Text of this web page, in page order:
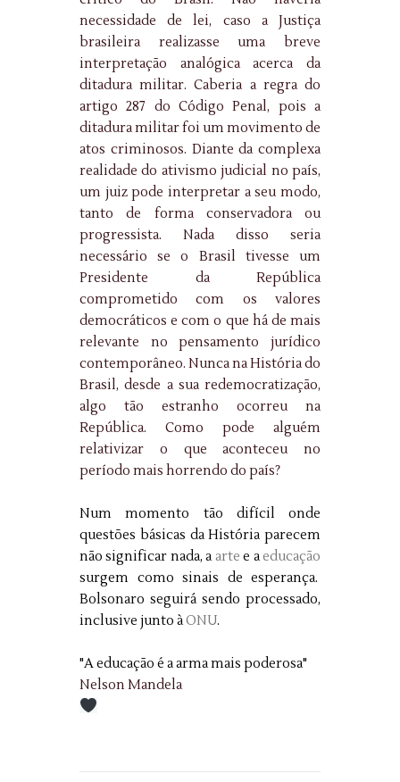
necessidade de lei, caso a Justiça
brasileira realizasse uma breve
interpretação analógica acerca da
ditadura militar. Caberia a regra do
artigo 287 do Código Penal, pois a
ditadura militar foi um movimento de
atos criminosos. Diante da complexa
realidade do ativismo judicial no país,
um juiz pode interpretar a seu modo,
tanto de forma conservadora ou
progressista. Nada disso seria
necessário se o Brasil tivesse um
Presidente da República
comprometido com os valores
democráticos e com o que há de mais
relevante no pensamento jurídico
contemporâneo. Nunca na História do
Brasil, desde a sua redemocratização,
algo tão estranho ocorreu na
República. Como pode alguém
relativizar o que aconteceu no
período mais horrendo do país?
Num momento tão difícil onde
questões básicas da História parecem
não significar nada, a arte e aeducação
surgem como sinais de esperança.
Bolsonaro seguirá sendo processado,
inclusive junto àONU.
"A educação é a arma mais poderosa"
Nelson Mandela